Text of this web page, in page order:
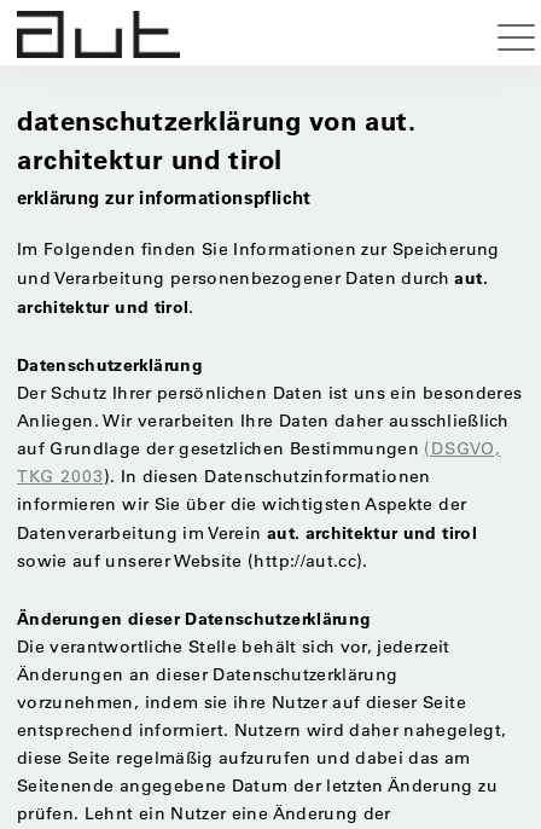
datenschutzerklärung von aut.
architektur und tirol
erklärung zur informationspflicht
Im Folgenden finden Sie Informationen zur Speicherung
und Verarbeitung personenbezogener Daten durchaut.
architektur und tirol.
Datenschutzerklärung
Der Schutz Ihrer persönlichen Daten ist uns ein besonderes
Anliegen. Wir verarbeiten Ihre Daten daher ausschließlich
auf Grundlage der gesetzlichen Bestimmungen (DSGVO,
TKG 2003). In diesen Datenschutzinformationen
informieren wir Sie über die wichtigsten Aspekte der
Datenverarbeitung im Verein aut. architektur und tirol
sowie auf unserer Website (http://aut.cc).
Änderungen dieser Datenschutzerklärung
Die verantwortliche Stelle behält sich vor, jederzeit
Änderungen an dieser Datenschutzerklärung
vorzunehmen, indem sie ihre Nutzer auf dieser Seite
entsprechend informiert. Nutzern wird daher nahegelegt,
diese Seite regelmäßig aufzurufen und dabei das am
Seitenende angegebene Datum der letzten Änderung zu
prüfen. Lehnt ein Nutzer eine Änderung der